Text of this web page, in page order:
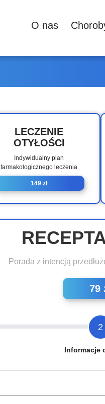
О nas
LECZENIE
OTYŁOŚCI
Indywidualny plan
farmakologicznego leczenia
149 zł
Porada z intencją
79
2
Informacje